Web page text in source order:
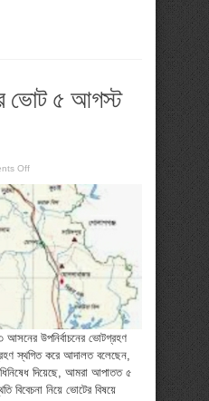
ভোট ৫ আগস্ট
Offon
আসনের
ভোট
৫
আগস্ট
পর্যন্ত
স্থগিত
উপনির্বাচনের ভোটগ্রহণ
স্থগিত করে আদালত বলেছেন,
দিয়েছে, আমরা আপাতত ৫
বিবেচনা নিয়ে ভোটের বিষয়ে